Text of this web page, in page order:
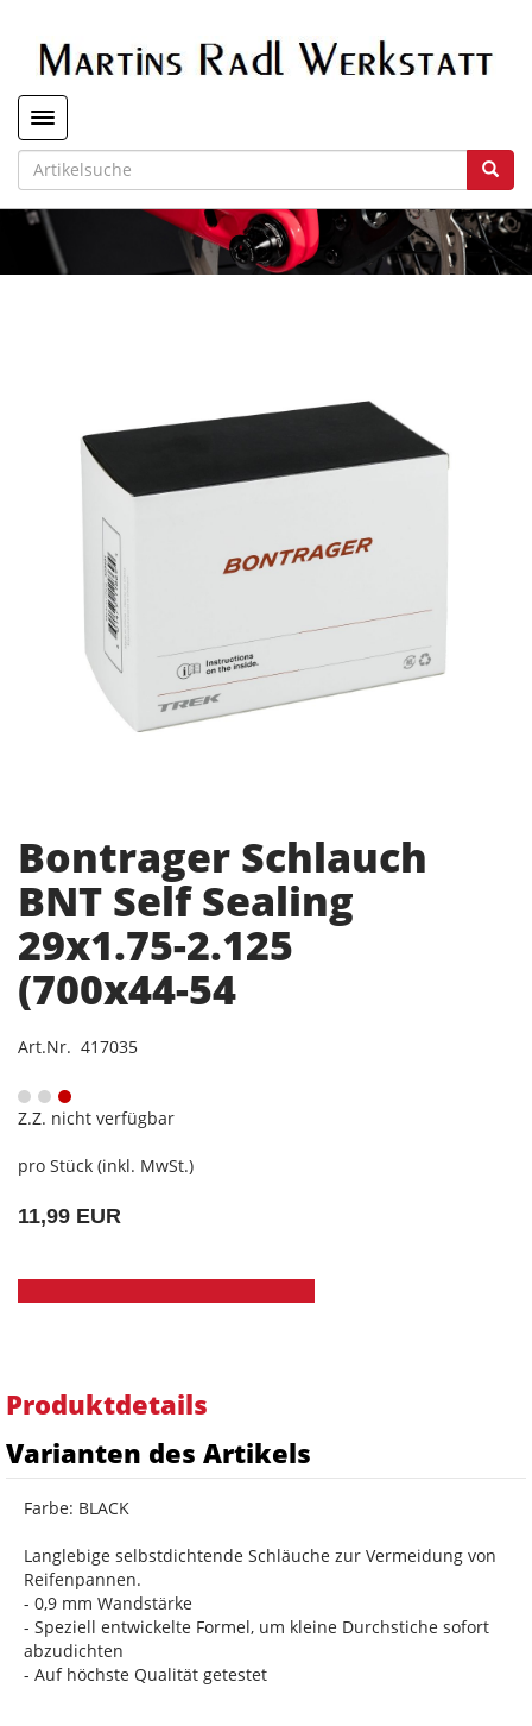
Toggle navigation
Bontrager Schlauch
BNT Self Sealing
29x1.75-2.125
(700x44-54
Art.Nr. 417035
Z.Z. nicht verfügbar
pro Stück (inkl. MwSt.)
11,99 EUR
Produktdetails
Varianten des Artikels
Farbe: BLACK
Langlebige selbstdichtende Schläuche zur Vermeidung von
Reifenpannen.
- 0,9 mm Wandstärke
- Speziell entwickelte Formel, um kleine Durchstiche sofort
abzudichten
- Auf höchste Qualität getestet